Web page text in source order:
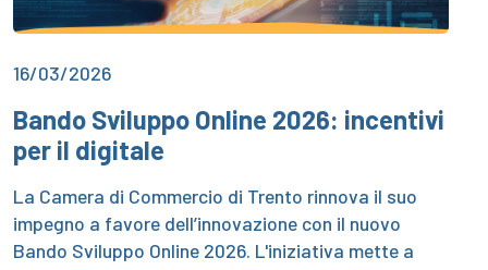
16/03/2026
Bando Sviluppo Online 2026: incentivi
per il digitale
La Camera di Commercio di Trento rinnova il suo
impegno a favore dell’innovazione con il nuovo
Bando Sviluppo Online 2026. L'iniziativa mette a